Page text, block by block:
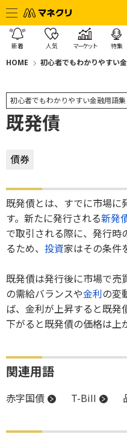
新着 人気 マーケット 特集
HOME 初心者でもわかりやすい
初心者でもわかりやすい金融用語集
既発債
債券
既発債とは、すでに市場に
す。新たに発行される新発
で取引される際に、発行時
るため、 投資家はその条件
既発債は発行後に市場で売
の需給バランスや金利の変
ば、金利が上昇すると既発
下がると既発債の価格は上
関連用語
赤字国債 T-Bill